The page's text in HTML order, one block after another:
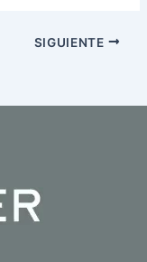
SIGUIENTE